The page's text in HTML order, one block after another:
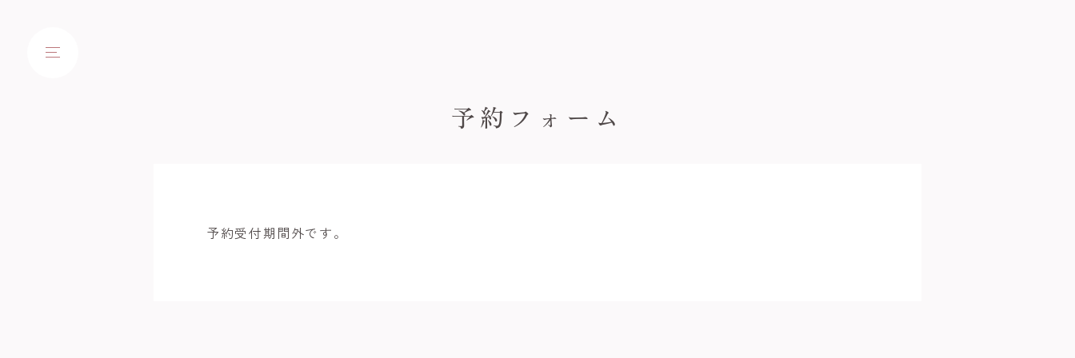
予約フォーム
予約受付期間外です。